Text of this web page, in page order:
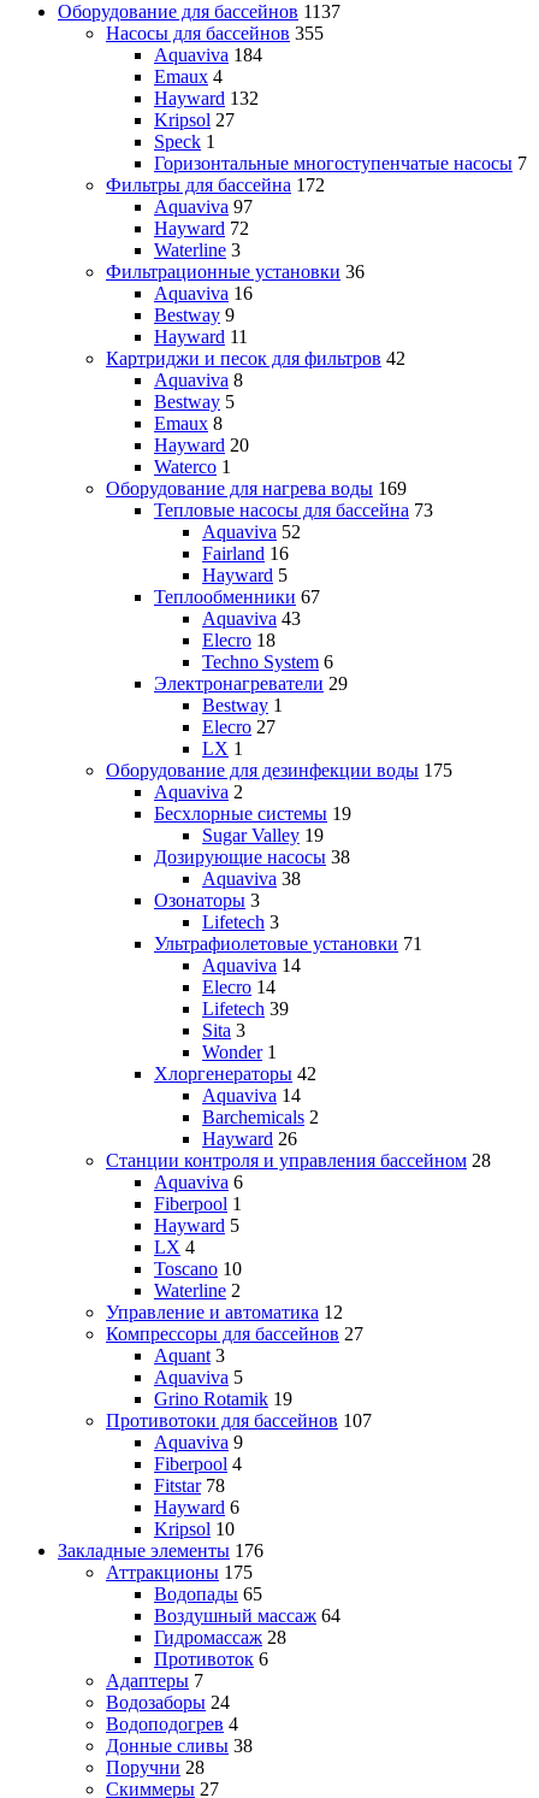
Оборудование для бассейнов 1137
Насосы для бассейнов 355
Aquaviva 184
Emaux 4
Hayward 132
Kripsol 27
Speck 1
Горизонтальные многоступенчатые насосы 7
Фильтры для бассейна 172
Aquaviva 97
Hayward 72
Waterline 3
Фильтрационные установки 36
Aquaviva 16
Bestway 9
Hayward 11
Картриджи и песок для фильтров 42
Aquaviva 8
Bestway 5
Emaux 8
Hayward 20
Waterco 1
Оборудование для нагрева воды 169
Тепловые насосы для бассейна 73
Aquaviva 52
Fairland 16
Hayward 5
Теплообменники 67
Aquaviva 43
Elecro 18
Techno System 6
Электронагреватели 29
Bestway 1
Elecro 27
LX 1
Оборудование для дезинфекции воды 175
Aquaviva 2
Бесхлорные системы 19
Sugar Valley 19
Дозирующие насосы 38
Aquaviva 38
Озонаторы 3
Lifetech 3
Ультрафиолетовые установки 71
Aquaviva 14
Elecro 14
Lifetech 39
Sita 3
Wonder 1
Хлоргенераторы 42
Aquaviva 14
Barchemicals 2
Hayward 26
Станции контроля и управления бассейном 28
Aquaviva 6
Fiberpool 1
Hayward 5
LX 4
Toscano 10
Waterline 2
Управление и автоматика 12
Компрессоры для бассейнов 27
Aquant 3
Aquaviva 5
Grino Rotamik 19
Противотоки для бассейнов 107
Aquaviva 9
Fiberpool 4
Fitstar 78
Hayward 6
Kripsol 10
Закладные элементы 176
Аттракционы 175
Водопады 65
Воздушный массаж 64
Гидромассаж 28
Противоток 6
Адаптеры 7
Водозаборы 24
Водоподогрев 4
Донные сливы 38
Поручни 28
Скиммеры 27